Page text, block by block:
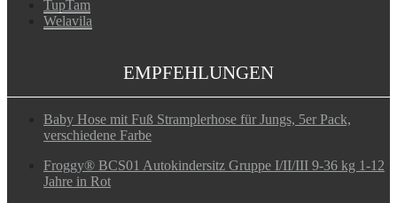
TupTam
Welavila
EMPFEHLUNGEN
Baby Hose mit Fuß Stramplerhose für Jungs, 5er Pack,
verschiedene Farbe
Froggy® BCS01 Autokindersitz Gruppe I/II/III 9-36 kg 1-12
Jahre in Rot